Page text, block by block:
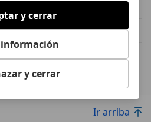
Mercedes-Benz E 300 Ocasión
280
Ir arriba
y cerrar
información
y cerrar